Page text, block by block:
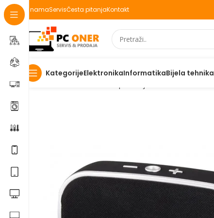
O namaServisČesta pitanjaKontakt
KategorijeElektronikaInformatikaBijela tehnika
Početna